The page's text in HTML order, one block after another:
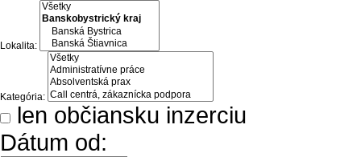
Lokalita:
Kategória:
len občiansku inzerciu
Dátum od: